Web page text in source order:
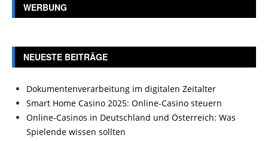
WERBUNG
NEUESTE BEITRÄGE
Dokumentenverarbeitung im digitalen Zeitalter
Smart Home Casino 2025: Online-Casino steuern
Online-Casinos in Deutschland und Österreich: Was
Spielende wissen sollten